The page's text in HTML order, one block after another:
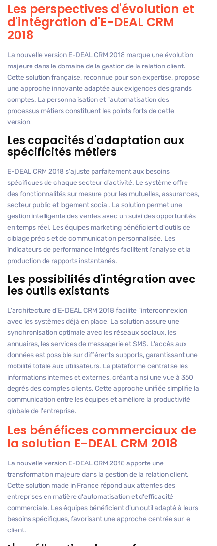
Les perspectives d'évolution et
d'intégration d'E-DEAL CRM
2018
La nouvelle version E-DEAL CRM 2018 marque une évolution
majeure dans le domaine de la gestion de la relation client.
Cette solution française, reconnue pour son expertise, propose
une approche innovante adaptée aux exigences des grands
comptes. La personnalisation et l'automatisation des
processus métiers constituent les points forts de cette
version.
Les capacités d'adaptation aux
spécificités métiers
E-DEAL CRM 2018 s'ajuste parfaitement aux besoins
spécifiques de chaque secteur d'activité. Le système offre
des fonctionnalités sur mesure pour les mutuelles, assurances,
secteur public et logement social. La solution permet une
gestion intelligente des ventes avec un suivi des opportunités
en temps réel. Les équipes marketing bénéficient d'outils de
ciblage précis et de communication personnalisée. Les
indicateurs de performance intégrés facilitent l'analyse et la
production de rapports instantanés.
Les possibilités d'intégration avec
les outils existants
L'architecture d'E-DEAL CRM 2018 facilite l'interconnexion
avec les systèmes déjà en place. La solution assure une
synchronisation optimale avec les réseaux sociaux, les
annuaires, les services de messagerie et SMS. L'accès aux
données est possible sur différents supports, garantissant une
mobilité totale aux utilisateurs. La plateforme centralise les
informations internes et externes, créant ainsi une vue à 360
degrés des comptes clients. Cette approche unifiée simplifie la
communication entre les équipes et améliore la productivité
globale de l'entreprise.
Les bénéfices commerciaux de
la solution E-DEAL CRM 2018
La nouvelle version E-DEAL CRM 2018 apporte une
transformation majeure dans la gestion de la relation client.
Cette solution made in France répond aux attentes des
entreprises en matière d'automatisation et d'efficacité
commerciale. Les équipes bénéficient d'un outil adapté à leurs
besoins spécifiques, favorisant une approche centrée sur le
client.